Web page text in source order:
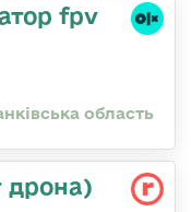
fpv
область
дрона)